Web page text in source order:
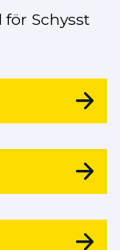
Schysst